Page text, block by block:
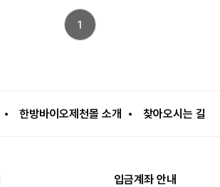
1
한방바이오제천몰 소개 찾아오시는 길
입금계좌 안내